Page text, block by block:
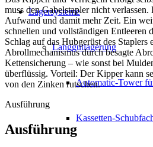
Lagersysteme
Langgutlagerung
Automatic-Tower
Kassetten-
muss den Gabelstapler nicht
Aufwand und damit mehr Zeit. Ein
schnellen und vollständigen Entleeren
Schlag auf das Hubgerüst des Staplers
Abrollmechanismus durch besagte
Kettensicherung – wie sonst bei
überflüssig. Vorteil: Der Kipper kann
von den Zinken rutschen.
Ausführung
Ausführung